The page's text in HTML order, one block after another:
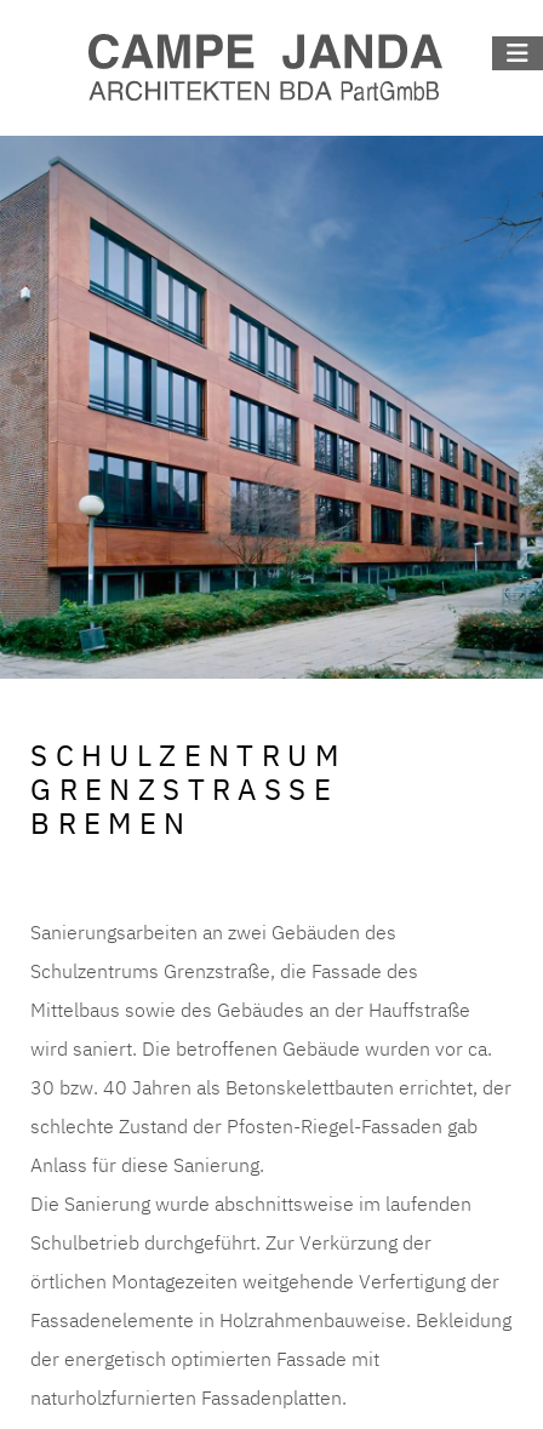
SCHULZENTRUM
GRENZSTRASSE B
REMEN
Sanierungsarbeiten an zwei Gebäuden des
Schulzentrums Grenzstraße, die Fassade des
Mittelbaus sowie des Gebäudes an der Hauffstraße
wird saniert. Die betroffenen Gebäude wurden vor ca.
30 bzw. 40 Jahren als Betonskelettbauten errichtet, der
schlechte Zustand der Pfosten-Riegel-Fassaden gab
Anlass für diese Sanierung.
Die Sanierung wurde abschnittsweise im laufenden
Schulbetrieb durchgeführt. Zur Verkürzung der
örtlichen Montagezeiten weitgehende Verfertigung der
Fassadenelemente in Holzrahmenbauweise. Bekleidung
der energetisch optimierten Fassade mit
naturholzfurnierten Fassadenplatten.